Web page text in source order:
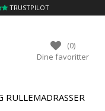
TRUSTPILOT
(0)
Dine favoritter
RULLEMADRASSER